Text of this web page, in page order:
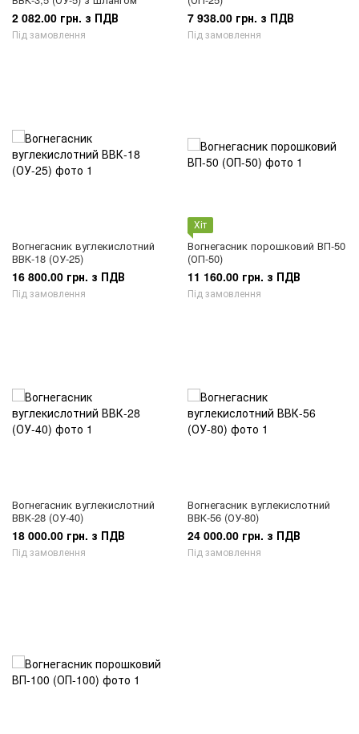
2 082.00 грн. з ПДВ
Під замовлення
7 938.00 грн. з ПДВ
Під замовлення
Вогнегасник вуглекислотний
ВВК-18 (ОУ-25)
16 800.00 грн. з ПДВ
Під замовлення
Хіт
Вогнегасник порошковий ВП-50
(ОП-50)
11 160.00 грн. з ПДВ
Під замовлення
Вогнегасник вуглекислотний
ВВК-28 (ОУ-40)
18 000.00 грн. з ПДВ
Під замовлення
Вогнегасник вуглекислотний
ВВК-56 (ОУ-80)
24 000.00 грн. з ПДВ
Під замовлення